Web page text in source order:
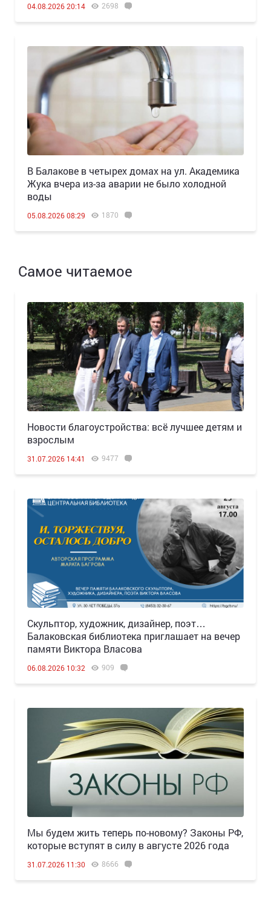
04.08.2026 20:14 2698
В Балакове в четырех домах на ул. Академика
Жука вчера из-за аварии не было холодной
воды
05.08.2026 08:29 1870
Самое читаемое
Новости благоустройства: всё лучшее детям и
взрослым
31.07.2026 14:41 9477
Скульптор, художник, дизайнер, поэт…
Балаковская библиотека приглашает на вечер
памяти Виктора Власова
06.08.2026 10:32 909
Мы будем жить теперь по-новому? Законы РФ,
которые вступят в силу в августе 2026 года
31.07.2026 11:30 8666